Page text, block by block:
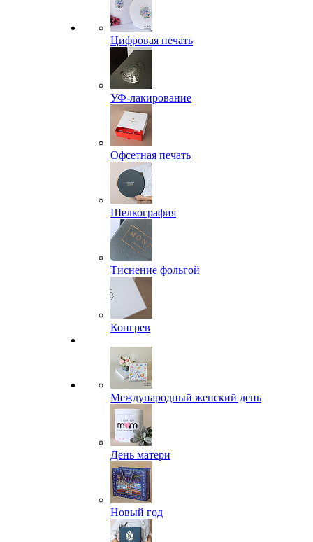
Цифровая печать
УФ-лакирование
Офсетная печать
Шелкография
Тиснение фольгой
Конгрев
Международный женский день
День матери
Новый год